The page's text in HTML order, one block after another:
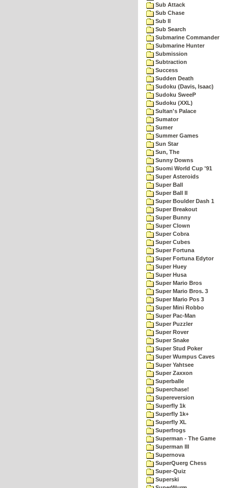
Sub Attack
Sub Chase
Sub II
Sub Search
Submarine Commander
Submarine Hunter
Submission
Subtraction
Success
Sudden Death
Sudoku (Davis, Isaac)
Sudoku SweeP
Sudoku (XXL)
Sultan's Palace
Sumator
Sumer
Summer Games
Sun Star
Sun, The
Sunny Downs
Suomi World Cup '91
Super Asteroids
Super Ball
Super Ball II
Super Boulder Dash 1
Super Breakout
Super Bunny
Super Clown
Super Cobra
Super Cubes
Super Fortuna
Super Fortuna Edytor
Super Huey
Super Husa
Super Mario Bros
Super Mario Bros. 3
Super Mario Pos 3
Super Mini Robbo
Super Pac-Man
Super Puzzler
Super Rover
Super Snake
Super Stud Poker
Super Wumpus Caves
Super Yahtsee
Super Zaxxon
Superballe
Superchase!
Supereversion
Superfly 1k
Superfly 1k+
Superfly XL
Superfrogs
Superman - The Game
Superman III
Supernova
SuperQuerg Chess
Super-Quiz
Superski